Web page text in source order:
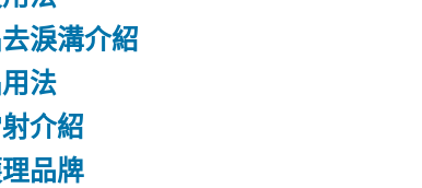
淚溝介紹
法
介紹
品牌